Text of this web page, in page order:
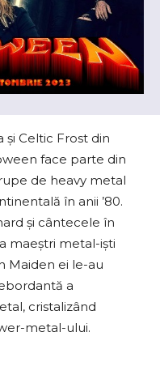
și Celtic Frost din
face parte din
de heavy metal
în anii ’80.
și cântecele în
maeștri metal-iști
Maiden ei le-au
a
cristalizând
metal-ului.